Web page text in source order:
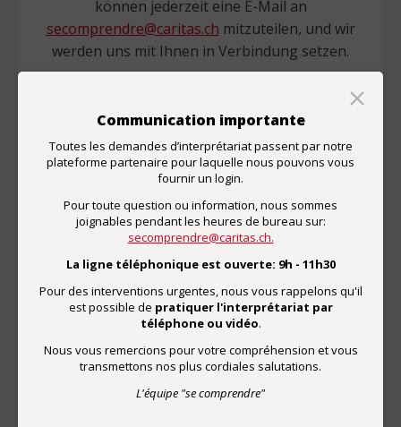
Communication importante
Toutes les demandes d’interprétariat passent par notre
plateforme partenaire pour laquelle nous pouvons vous
fournir un login.
Pour toute question ou information, nous sommes
joignables pendant les heures de bureau sur:
secomprendre@caritas.ch.
La ligne téléphonique est ouverte: 9h - 11h30
Pour des interventions urgentes, nous vous rappelons qu'il
est possible de pratiquer l'interprétariat par
téléphone ou vidéo.
Nous vous remercions pour votre compréhension et vous
transmettons nos plus cordiales salutations.
L'équipe "se comprendre"
können jederzeit eine E-Mail an
secomprendre@caritas.ch mitzuteilen, und wir
werden uns mit Ihnen in Verbindung setzen.
Zufriedenheitsumfrage
Spenden
Mit einer Spende unterstützen Sie die